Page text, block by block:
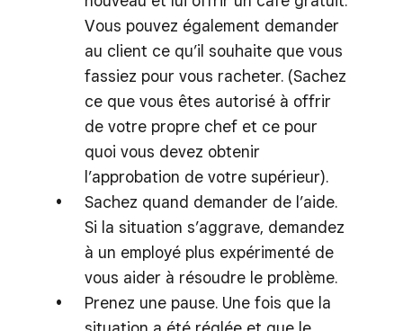
Vous pouvez également demander
au client ce qu’il souhaite que vous
fassiez pour vous racheter. (Sachez
ce que vous êtes autorisé à offrir
de votre propre chef et ce pour
quoi vous devez obtenir
l’approbation de votre supérieur).
Sachez quand demander de l’aide.
Si la situation s’aggrave, demandez
à un employé plus expérimenté de
vous aider à résoudre le problème.
Prenez une pause. Une fois que la